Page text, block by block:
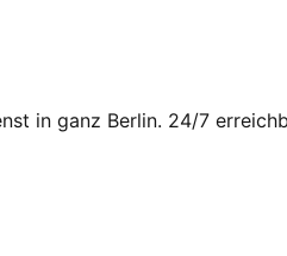
in ganz Berlin. 24/7